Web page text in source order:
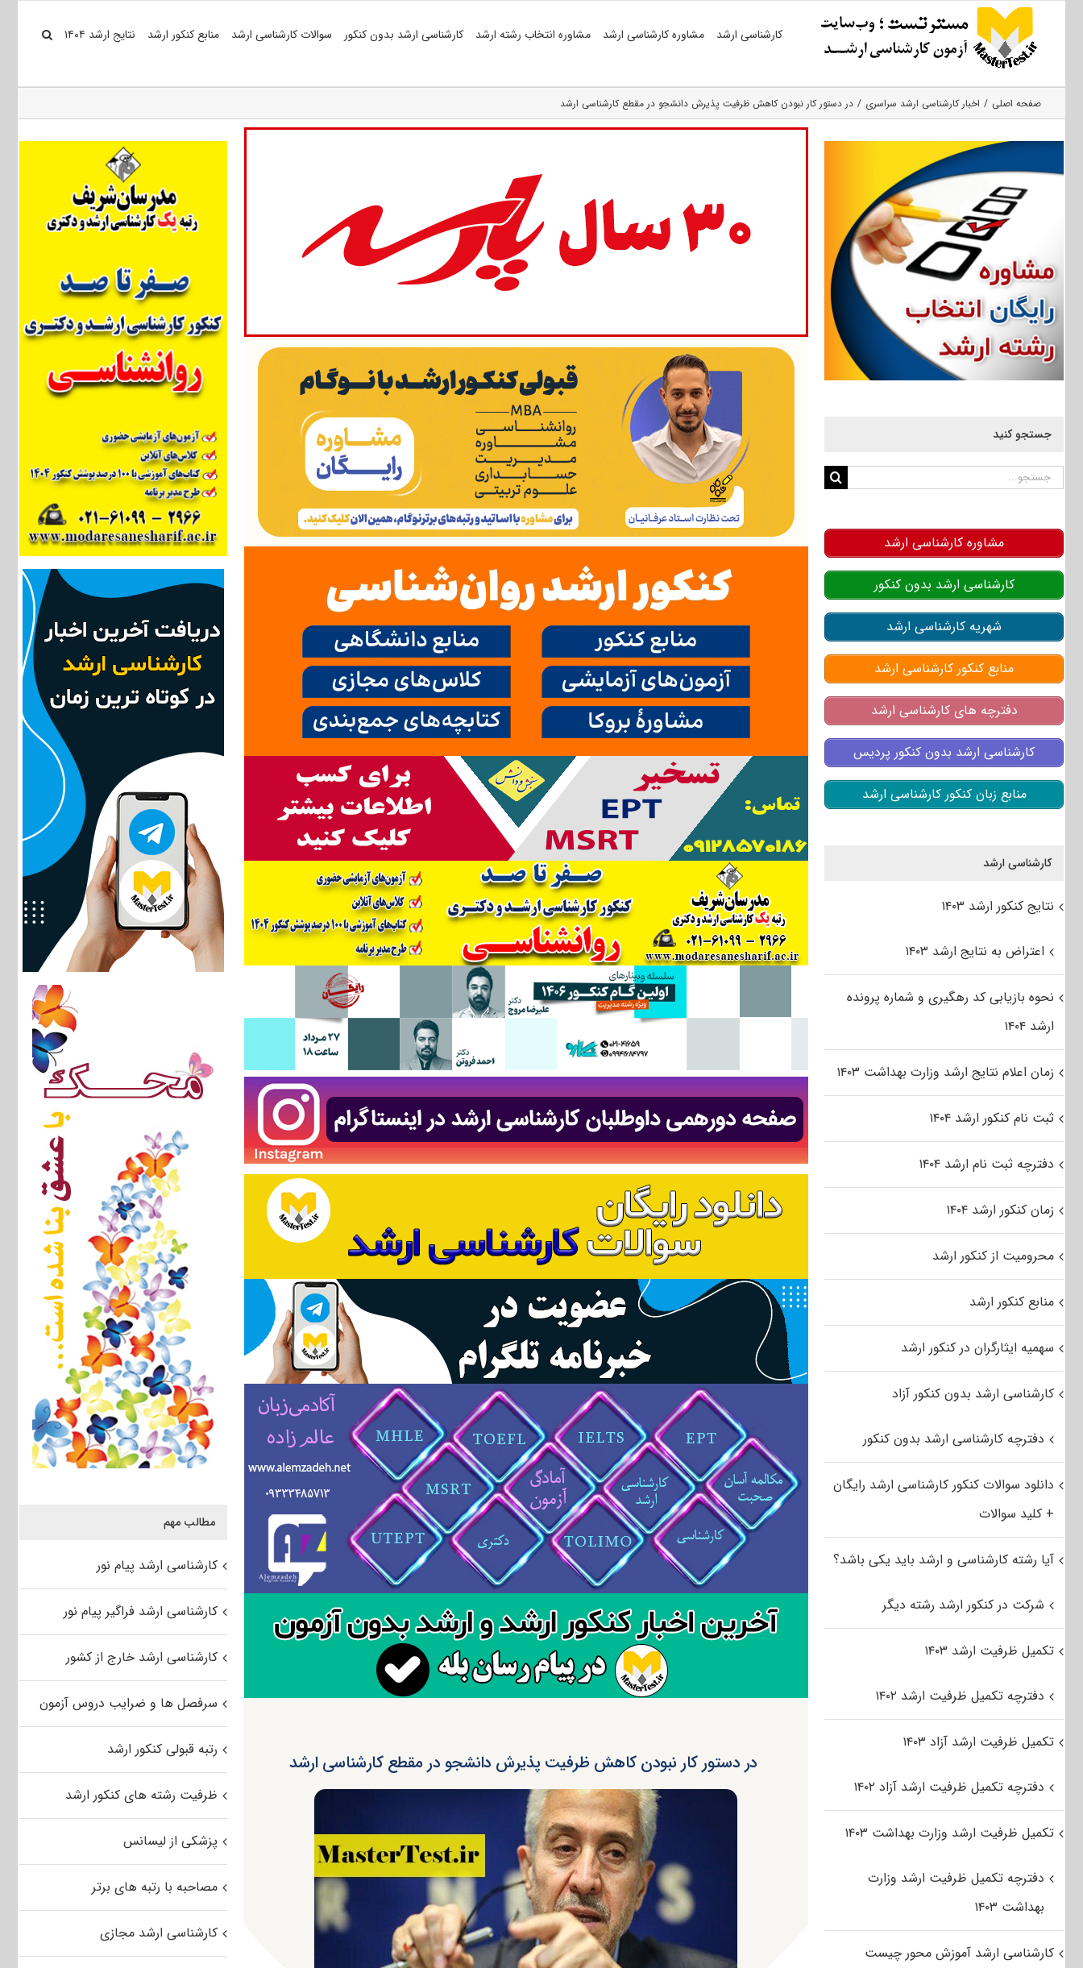
کارشناسی ارشد مشاوره کارشناسی ارشد مشاوره انتخاب رشته ارشد کارشناسی ارشد بدون کنکور سوالات کارشناسی ارشد منابع کنکور ارشد نتایج ارشد ۱۴۰۴
صفحه اصلی اخبار کارشناسی ارشد سراسری در دستور کار نبودن کاهش ظرفیت پذیرش دانشجو در مقطع کارشناسی ارشد
در دستور کار نبودن کاهش ظرفیت پذیرش دانشجو در مقطع کارشناسی ارشد
مطالب مهم
کارشناسی ارشد پیام نور
کارشناسی ارشد فراگیر پیام نور
کارشناسی ارشد خارج از کشور
سرفصل ها و ضرایب دروس آزمون
رتبه قبولی کنکور ارشد
ظرفیت رشته های کنکور ارشد
پزشکی از لیسانس
مصاحبه با رتبه های برتر
کارشناسی ارشد مجازی
جستجو کنید
جستجو
مشاوره کارشناسی ارشد
کارشناسی ارشد بدون کنکور
شهریه کارشناسی ارشد
منابع کنکور کارشناسی ارشد
دفترچه های کارشناسی ارشد
کارشناسی ارشد بدون کنکور پردیس
منابع زبان کنکور کارشناسی ارشد
کارشناسی ارشد
نتایج کنکور ارشد ۱۴۰۳
اعتراض به نتایج ارشد ۱۴۰۳
نحوه بازیابی کد رهگیری و شماره پرونده
ارشد ۱۴۰۴
زمان اعلام نتایج ارشد وزارت بهداشت ۱۴۰۳
ثبت نام کنکور ارشد ۱۴۰۴
دفترچه ثبت نام ارشد ۱۴۰۴
زمان کنکور ارشد ۱۴۰۴
محرومیت از کنکور ارشد
منابع کنکور ارشد
سهمیه ایثارگران در کنکور ارشد
کارشناسی ارشد بدون کنکور آزاد
دفترچه کارشناسی ارشد بدون کنکور
دانلود سوالات کنکور کارشناسی ارشد رایگان
+ کلید سوالات
آیا رشته کارشناسی و ارشد باید یکی باشد؟
شرکت در کنکور ارشد رشته دیگر
تکمیل ظرفیت ارشد ۱۴۰۳
دفترچه تکمیل ظرفیت ارشد ۱۴۰۲
تکمیل ظرفیت ارشد آزاد ۱۴۰۳
دفترچه تکمیل ظرفیت ارشد آزاد ۱۴۰۲
تکمیل ظرفیت ارشد وزارت بهداشت ۱۴۰۳
دفترچه تکمیل ظرفیت ارشد وزارت
بهداشت ۱۴۰۳
کارشناسی ارشد آموزش محور چیست